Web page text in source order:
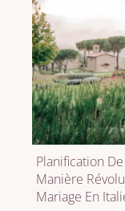
Planification
Manière
Mariage En